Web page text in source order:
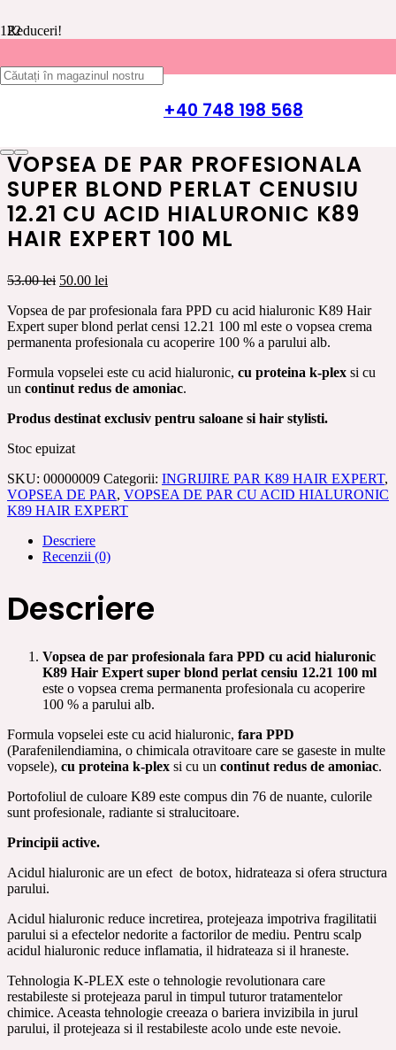
+40 748 198 568
Reduceri!
Prima pagină/INGRIJIRE PAR K89 HAIR EXPERT/VOPSEA
/ Vopsea de par profesionala super blond perlat
VOPSEA DE PAR PROFESIONALA
SUPER BLOND PERLAT CENUSIU
12.21 CU ACID HIALURONIC K89
HAIR EXPERT 100 ML
53.00lei Prețul
a
fost:
53.00 lei.
50.00 lei
este:
50.00 lei.
Vopsea de par profesionala fara PPD cu acid hialuronic K89 Hair
Expert super blond perlat censi 12.21 100 ml este o vopsea crema
permanenta profesionala cu acoperire 100 % a parului alb.
Formula vopselei este cu acid hialuronic, cu proteina k-plex si cu
un continut redus de amoniac.
Produs destinat exclusiv pentru saloane si hair stylisti.
Stoc epuizat
SKU: 00000009 Categorii: INGRIJIRE PAR K89 HAIR EXPERT,
VOPSEA DE PAR, VOPSEA DE PAR CU ACID HIALURONIC
K89 HAIR EXPERT
Descriere
Recenzii (0)
Descriere
Vopsea de par profesionala fara PPD cu acid hialuronic
K89 Hair Expert super blond perlat censiu 12.21 100 ml
este o vopsea crema permanenta profesionala cu acoperire
100 % a parului alb.
Formula vopselei este cu acid hialuronic, fara PPD
(Parafenilendiamina, o chimicala otravitoare care se gaseste in multe
vopsele), cu proteina k-plex si cu un continut redus de amoniac.
Portofoliul de culoare K89 este compus din 76 de nuante, culorile
sunt profesionale, radiante si stralucitoare.
Principii active.
Acidul hialuronic are un efect de botox, hidrateaza si ofera structura
parului.
Acidul hialuronic reduce incretirea, protejeaza impotriva fragilitatii
parului si a efectelor nedorite a factorilor de mediu. Pentru scalp
acidul hialuronic reduce inflamatia, il hidrateaza si il hraneste.
Tehnologia K-PLEX este o tehnologie revolutionara care
restabileste si protejeaza parul in timpul tuturor tratamentelor
chimice. Aceasta tehnologie creeaza o bariera invizibila in jurul
parului, il protejeaza si il restabileste acolo unde este nevoie.